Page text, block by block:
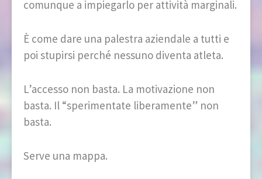
comunque a impiegarlo per attività marginali.
È come dare una palestra aziendale a tutti e
poi stupirsi perché nessuno diventa atleta.
L’accesso non basta. La motivazione non
basta. Il “sperimentate liberamente” non
basta.
Serve una mappa.